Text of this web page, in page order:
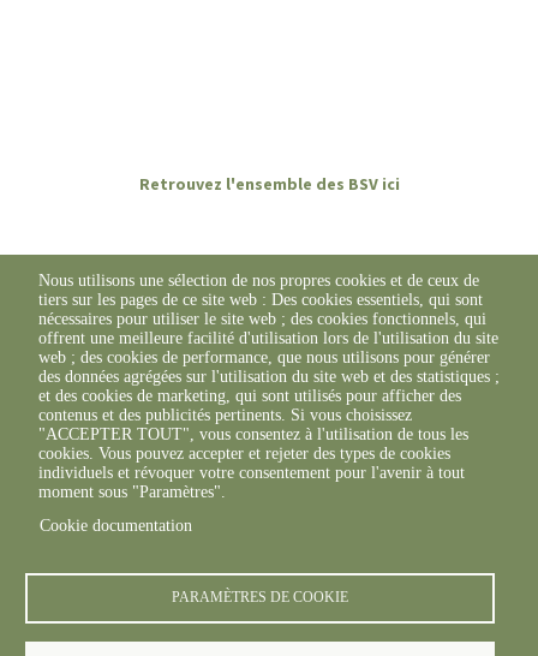
Retrouvez l'ensemble des BSV ici
© FREDON 2019 -Mentions légales
Nous utilisons une sélection de nos propres cookies et de ceux de
tiers sur les pages de ce site web : Des cookies essentiels, qui sont
nécessaires pour utiliser le site web ; des cookies fonctionnels, qui
offrent une meilleure facilité d'utilisation lors de l'utilisation du site
web ; des cookies de performance, que nous utilisons pour générer
des données agrégées sur l'utilisation du site web et des statistiques ;
et des cookies de marketing, qui sont utilisés pour afficher des
contenus et des publicités pertinents. Si vous choisissez
"ACCEPTER TOUT", vous consentez à l'utilisation de tous les
cookies. Vous pouvez accepter et rejeter des types de cookies
individuels et révoquer votre consentement pour l'avenir à tout
moment sous "Paramètres".
Cookie documentation
PARAMÈTRES DE COOKIE